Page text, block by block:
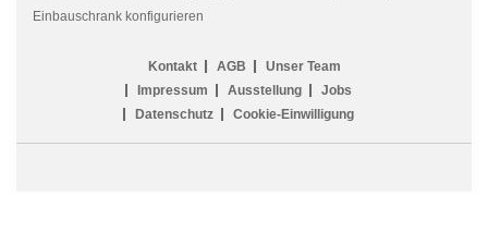
Einbauschrank konfigurieren
Kontakt AGB
Unser Team
Impressum
Ausstellung
Jobs
Datenschutz
Cookie-Einwilligung